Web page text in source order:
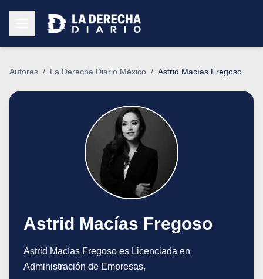
Autores / La Derecha Diario México / Astrid Macías Fregoso
Astrid Macías Fregoso
Astrid Macías Fregoso es Licenciada en
Administración de Empresas,